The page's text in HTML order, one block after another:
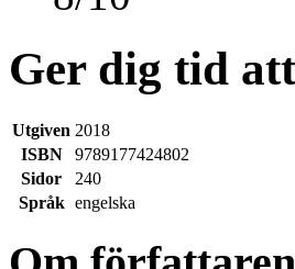
Ger dig tid
Utgiven 2018
ISBN
9789177424802
Sidor
240
Språk engelska